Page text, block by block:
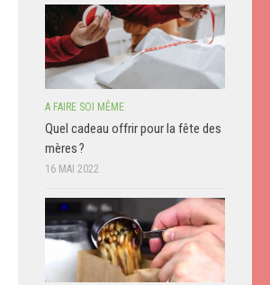
A FAIRE SOI MÊME
Quel cadeau offrir pour la fête des
mères ?
16 MAI 2022